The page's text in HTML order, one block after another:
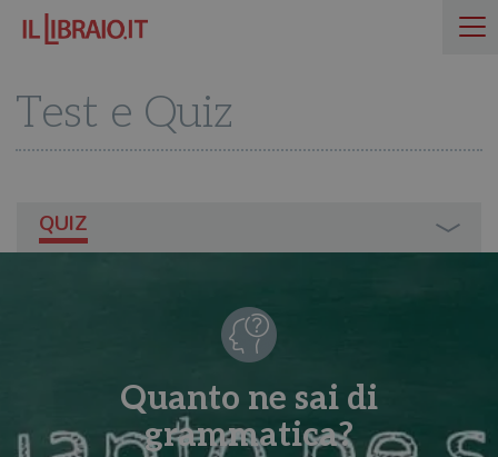
Test e Quiz
QUIZ
Quanto ne sai di
grammatica?